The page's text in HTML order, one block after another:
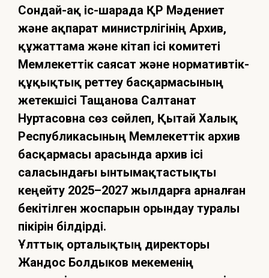
Сондай-ақ іс-шарада ҚР Мәдениет
және ақпарат министрлігінің Архив,
құжаттама және кітап ісі комитеті
Мемлекеттік саясат және нормативтік-
құқықтық реттеу басқармасының
жетекшісі Тащанова Салтанат
Нуртасовна сөз сөйлеп, Қытай Халық
Республикасының Мемлекеттік архив
басқармасы арасында архив ісі
саласындағы ынтымақтастықты
кеңейту 2025–2027 жылдарға арналған
бекітілген жоспарын орындау туралы
пікірін білдірді.
Ұлттық орталықтың директоры
Жандос Болдыков мекеменің